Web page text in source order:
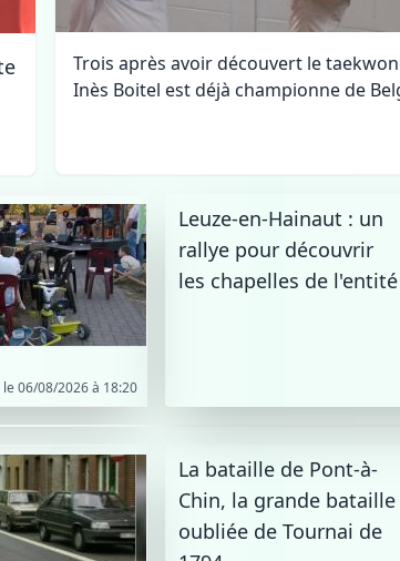
Trois après avoir découvert le
Inès Boitel est déjà championne de
le 06/08/2026 à 18:20
Leuze-en-Hainaut : un
rallye pour découvrir
les chapelles de l'entité
La bataille de Pont-à-
Chin, la grande bataille
oubliée de Tournai de